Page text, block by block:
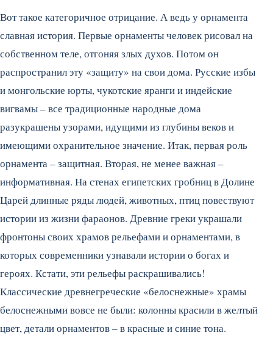
Вот такое категоричное отрицание. А ведь у орнамента
славная история. Первые орнаменты человек рисовал на
собственном теле, отгоняя злых духов. Потом он
распространил эту «защиту» на свои дома. Русские избы
и монгольские юрты, чукотские яранги и индейские
вигвамы – все традиционные народные дома
разукрашены узорами, идущими из глубины веков и
имеющими охранительное значение. Итак, первая роль
орнамента – защитная. Вторая, не менее важная –
информативная. На стенах египетских гробниц в Долине
Царей длинные ряды людей, животных, птиц повествуют
истории из жизни фараонов. Древние греки украшали
фронтоны своих храмов рельефами и орнаментами, в
которых современники узнавали истории о богах и
героях. Кстати, эти рельефы раскрашивались!
Классические древнегреческие «белоснежные» храмы
белоснежными вовсе не были: колонны красили в желтый
цвет, детали орнаментов – в красные и синие тона.